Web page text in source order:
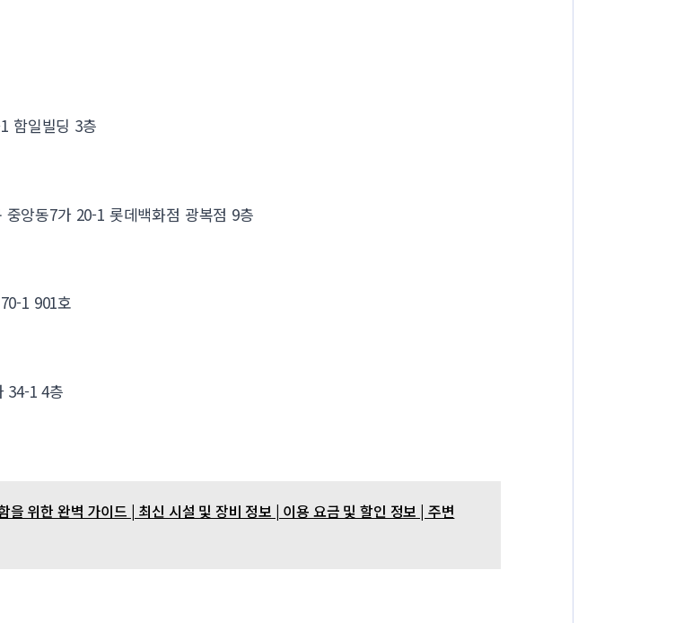
함일빌딩 3층
앙동7가 20-1 롯데백화점 광복점 9층
1 901호
34-1 4층
위한 완벽 가이드 | 최신 시설 및 장비 정보 | 이용 요금 및 할인 정보 | 주변